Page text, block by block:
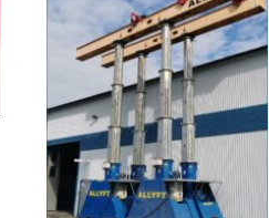
genomtänkt
maskinservice intebara
en kostnad, utan ett sätt
a...